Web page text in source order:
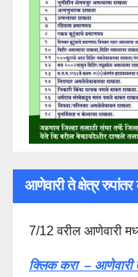
आणेवारी ते क्षेत्र
7/12 वरील आणेवारी
क्लिक करा – आणेवारी